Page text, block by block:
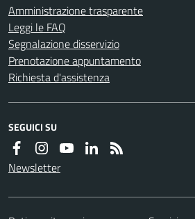
Amministrazione trasparente
Leggi le FAQ
Segnalazione disservizio
Prenotazione appuntamento
Richiesta d'assistenza
SEGUICI SU
Newsletter